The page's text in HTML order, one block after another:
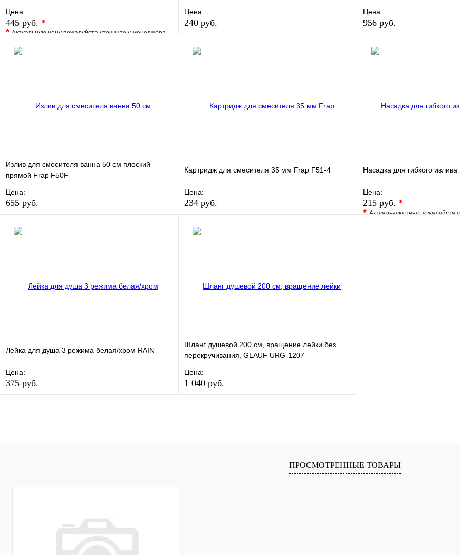
Цена:
445 руб. *
*Актуальную цену пожалуйста уточните у менеджера
В избранное
Цена:
240 руб.
Купить в 1 клик
Цена:
956 руб.
Купить в 1 клик
Излив для смесителя ванна 50 см плоский
прямой Frap F50F
Цена:
655 руб.
Купить в 1 клик
Картридж для смесителя 35 мм Frap F51-4
Цена:
234 руб.
Купить в 1 клик
Насадка для гибкого
Цена:
215 руб. *
*Актуальную цену пожалуйста
Лейка для душа 3 режима белая/хром RAIN
Цена:
375 руб.
Шланг душевой 200 см, вращение лейки без
перекручивания, GLAUF URG-1207
Цена:
1 040 руб.
ПРОСМОТРЕННЫЕ ТОВАРЫ